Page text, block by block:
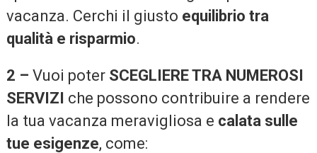
vacanza. Cerchi il giusto equilibrio tra
qualità e risparmio.
2 – Vuoi poter SCEGLIERE TRA NUMEROSI
SERVIZI che possono contribuire a rendere
la tua vacanza meravigliosa e calata sulle
tue esigenze, come: